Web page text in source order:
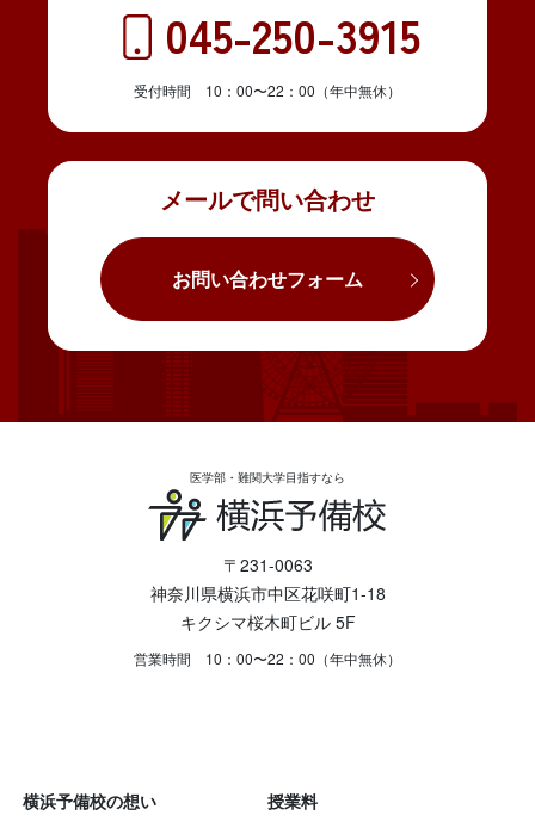
メールで問い合わせ
お問い合わせフォーム
045-250-3915
受付時間 10：00〜22：00（年中無休）
医学部・難関大学目指すなら
〒231-0063
神奈川県横浜市中区花咲町1-18
キクシマ桜木町ビル 5F
営業時間 10：00〜22：00（年中無休）
横浜予備校の想い
授業料